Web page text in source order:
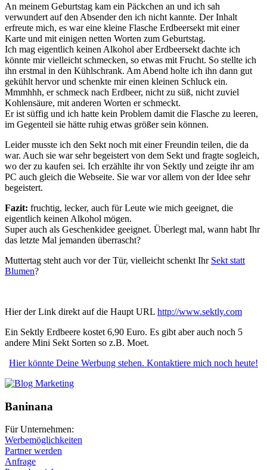
An meinem Geburtstag kam ein Päckchen an und ich sah
verwundert auf den Absender den ich nicht kannte. Der Inhalt
erfreute mich, es war eine kleine Flasche Erdbeersekt mit einer
Karte und mit einigen netten Worten zum Geburtstag.
Ich mag eigentlich keinen Alkohol aber Erdbeersekt dachte ich
könnte mir vielleicht schmecken, so etwas mit Frucht. So stellte ich
ihn erstmal in den Kühlschrank. Am Abend holte ich ihn dann gut
gekühlt hervor und schenkte mir einen kleinen Schluck ein.
Mmmhhh, er schmeck nach Erdbeer, nicht zu süß, nicht zuviel
Kohlensäure, mit anderen Worten er schmeckt.
Er ist süffig und ich hatte kein Problem damit die Flasche zu leeren,
im Gegenteil sie hätte ruhig etwas größer sein können.
Leider musste ich den Sekt noch mit einer Freundin teilen, die da
war. Auch sie war sehr begeistert von dem Sekt und fragte sogleich,
wo der zu kaufen sei. Ich erzählte ihr von Sektly und zeigte ihr am
PC auch gleich die Webseite. Sie war vor allem von der Idee sehr
begeistert.
Fazit: fruchtig, lecker, auch für Leute wie mich geeignet, die
eigentlich keinen Alkohol mögen.
Super auch als Geschenkidee geeignet. Überlegt mal, wann habt Ihr
das letzte Mal jemanden überrascht?
Muttertag steht auch vor der Tür, vielleicht schenkt Ihr Sekt statt
Blumen?
Hier der Link direkt auf die Haupt URL http://www.sektly.com
Ein Sektly Erdbeere kostet 6,90 Euro. Es gibt aber auch noch 5
andere Mini Sekt Sorten so z.B. Moet.
Hier könnte Deine Werbung stehen. Kontaktiere mich noch heute!
Baninana
Für Unternehmen:
Werbemöglichkeiten
Partner werden
Anfrage